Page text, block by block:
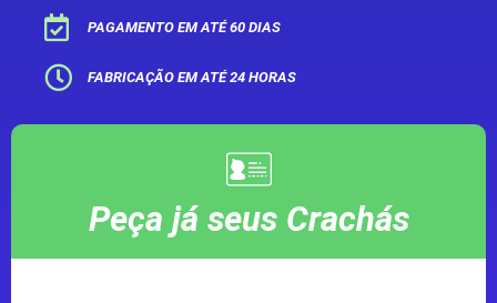
PAGAMENTO EM ATÉ 60 DIAS
FABRICAÇÃO EM ATÉ 24 HORAS
Peça já seus Crachás